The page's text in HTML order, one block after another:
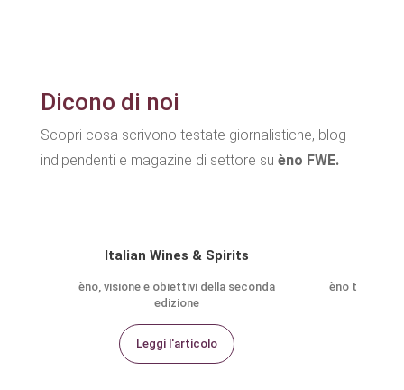
Dicono di noi
Scopri cosa scrivono testate giornalistiche, blog
indipendenti e magazine di settore su èno FWE.
Italian Wines & Spirits
èno, visione e obiettivi della seconda
edizione
Leggi l'articolo
èno torna a